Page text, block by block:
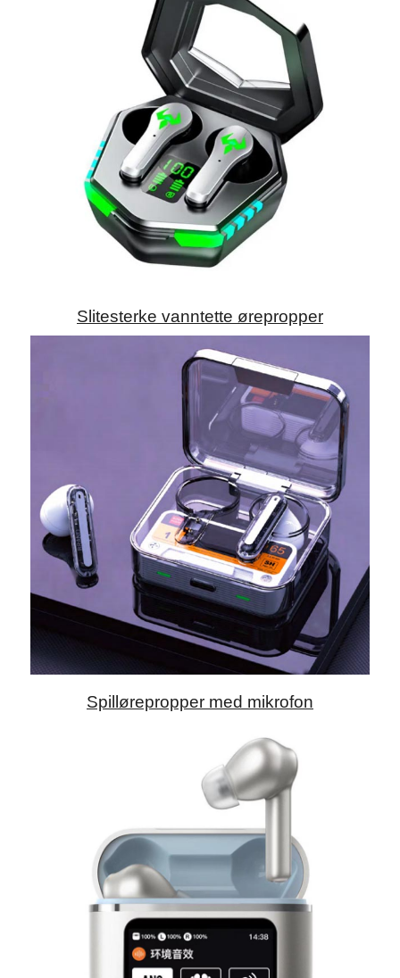
Slitesterke vanntette ørepropper
Spillørepropper med mikrofon